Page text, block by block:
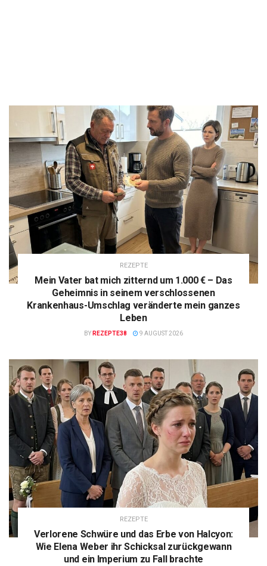
REZEPTE
Mein Vater bat mich zitternd um 1.000 € – Das
Geheimnis in seinem verschlossenen
Krankenhaus-Umschlag veränderte mein ganzes
Leben
BY REZEPTE38 9 AUGUST 2026
REZEPTE
Verlorene Schwüre und das Erbe von Halcyon:
Wie Elena Weber ihr Schicksal zurückgewann
und ein Imperium zu Fall brachte